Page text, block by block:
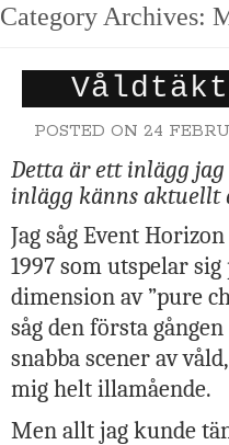
Category Archives:
Våldtäkt
POSTED ON 24
Detta är ett inlägg jag
inlägg känns aktuellt
Jag såg Event
1997 som utspelar
dimension av ”pure
såg den första
snabba scener av
mig helt illamående.
Men allt jag kunde